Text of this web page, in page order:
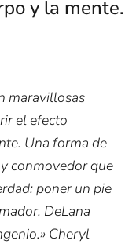
y la mente.
maravillosas
el efecto
Una forma de
conmovedor que
poner un pie
DeLana
Cheryl